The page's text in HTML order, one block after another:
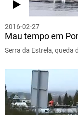
2016-02-27
Mau tempo em
Serra da Estrela, queda